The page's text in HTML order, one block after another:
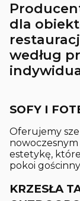
dla
według
SOFY I
Oferujemy
estetykę,
pokoi
KRZESŁA